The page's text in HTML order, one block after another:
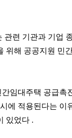
련 기관과 기업
위해 공공지원 민
임대주택 공급촉
에 적용된다는 이
있었다 .